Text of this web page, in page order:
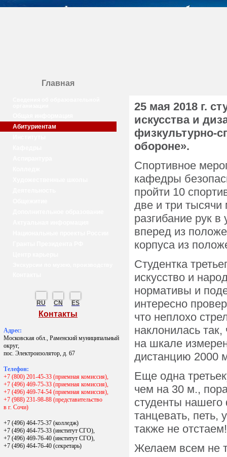
Главная
Абитуриентам
RU CN ES
Контакты
Адрес:
Московская обл., Раменский муниципальный
округ,
пос. Электроизолятор, д. 67
Телефон:
+7 (800) 201-45-33 (приемная комиссия),
+7 (496) 469-75-33 (приемная комиссия),
+7 (496) 469-74-54 (приемная комиссия),
+7 (988) 231-98-88 (представительство
в г. Сочи)
+7 (496) 464-75-37 (колледж)
+7 (496) 464-75-33 (институт СГО),
+7 (496) 469-76-40 (институт СГО),
+7 (496) 464-76-40 (секретарь)
25 мая 2018 г.
искусства и
физкультурно-
обороне».
Спортивное
кафедры
пройти 10
две и три тысячи
разгибание рук
вперед из
корпуса из
Студентка
искусство и
нормативы и
интересно
что неплохо
наклонилась
на шкале
дистанцию 2000
Еще одна
чем на 30 м.,
студенты нашего
танцевать, петь,
также не отстаем!
Желаем всем не